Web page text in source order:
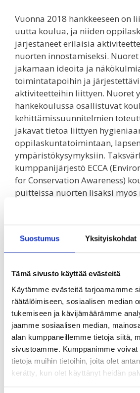
Suostumus Yksityiskohdat
Tämä sivusto käyttää evästeitä
Käytämme evästeitä tarjoamamme
räätälöimiseen, sosiaalisen median
tukemiseen ja kävijämäärämme
jaamme sosiaalisen median,
alan kumppaneillemme tietoja siitä,
sivustoamme. Kumppanimme voivat
tietoja muihin tietoihin, joita olet
kerätty, kun olet käyttänyt heidän
Vuonna 2018 hankkeeseen on
uutta koulua, ja niiden
järjestäneet erilaisia
nuorten innostamiseksi.
jakamaan ideoita ja
toimintatapoihin ja
aktiviteetteihin liittyen. Nuoret
hankekoulussa osallistuvat
kehittämissuunnitelmien
jakavat tietoa liittyen
oppilaskuntatoimintaan,
ympäristökysymyksiin.
kumppanijärjestö ECCA
for Conservation Awareness)
puitteissa nuorten lisäksi
sidosryhmiä, kuten
jäseniä sekä koulujen
väliseen yhteistyöhön liittyen.